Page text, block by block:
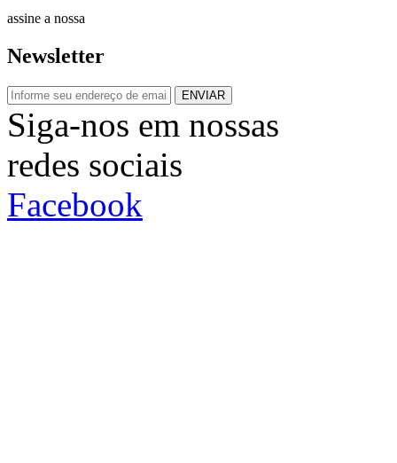
assine a nossa
Newsletter
ENVIAR
Siga-nos em nossas
redes sociais
Facebook